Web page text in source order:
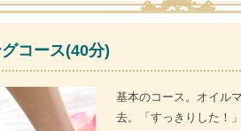
コース(40分)
基本のコース。オイル
去。「すっきりした！